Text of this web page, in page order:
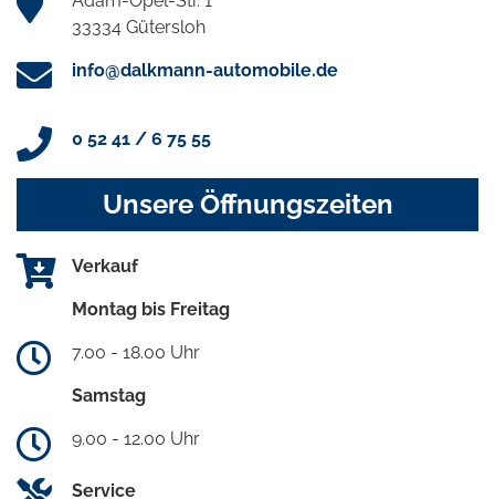
33334 Gütersloh
info@dalkmann-automobile.de
0 52 41 / 6 75 55
Unsere Öffnungszeiten
Verkauf
Montag bis Freitag
7.00 - 18.00 Uhr
Samstag
9.00 - 12.00 Uhr
Service